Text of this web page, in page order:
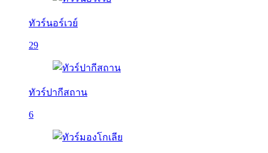
ทัวร์นอร์เวย์
29
ทัวร์ปากีสถาน
6